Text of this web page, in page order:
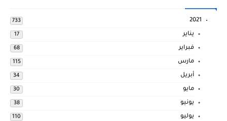
2021
733
يناير 17
فبراير 68
مارس 115
أبريل 34
مايو 30
يونيو 38
يوليو 110